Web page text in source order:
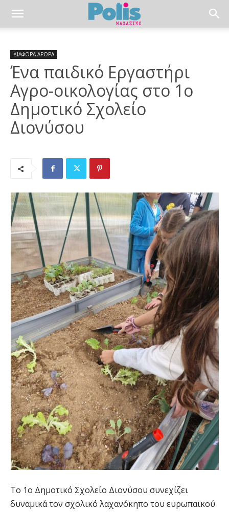
ΔΙΑΦΟΡΑ ΑΡΘΡΑ
Ένα παιδικό Εργαστήρι
Αγρο-οικολογίας στο 1ο
Δημοτικό Σχολείο
Διονύσου
Το 1ο Δημοτικό Σχολείο Διονύσου συνεχίζει
δυναμικά τον σχολικό λαχανόκηπο του ευρωπαϊκού